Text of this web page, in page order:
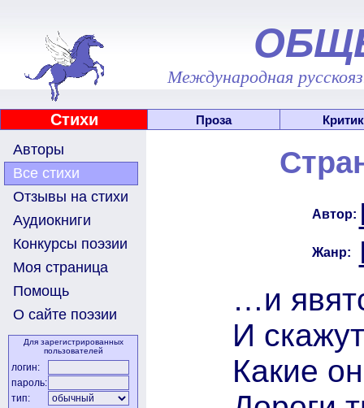
Международная
Стихи Проза
Авторы
Все стихи
Отзывы на стихи
Аудиокниги
Конкурсы поэзии
Моя страница
Помощь
О сайте поэзии
Для зарегистрированных
пользователей
логин:
пароль:
тип:
Автор:
Жанр:
…и
И
Какие